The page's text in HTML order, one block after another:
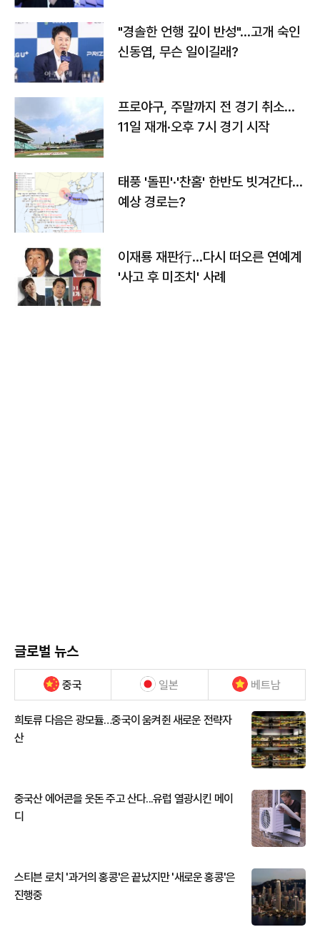
"경솔한 언행 깊이 반성"…고개 숙인
신동엽, 무슨 일이길래?
프로야구, 주말까지 전 경기 취소…
11일 재개·오후 7시 경기 시작
태풍 '돌핀'·'찬홈' 한반도 빗겨간다…
예상 경로는?
이재룡 재판行…다시 떠오른 연예계
'사고 후 미조치' 사례
글로벌 뉴스
중국 일본 베트남
희토류 다음은 광모듈…중국이 움켜쥔 새로운 전략자
산
중국산 에어콘을 웃돈 주고 산다...유럽 열광시킨 메이
디
스티븐 로치 '과거의 홍콩'은 끝났지만 '새로운 홍콩'은
진행중